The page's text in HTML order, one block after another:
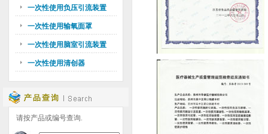
一次性使用负压引流装置
一次性使用输氧面罩
一次性使用脑室引流装置
一次性使用清创器
请按产品或编号查询.